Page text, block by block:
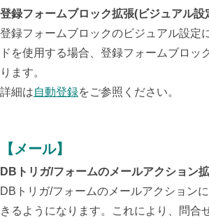
登録フォームブロック拡張(ビジュアル
登録フォームブロックのビジュアル設定
ドを使用する場合、登録フォームブロ
ります。
詳細は自動登録をご参照ください。
【メール】
DBトリガ/フォームのメールアクション
DBトリガ/フォームのメールアクション
きるようになります。これにより、問